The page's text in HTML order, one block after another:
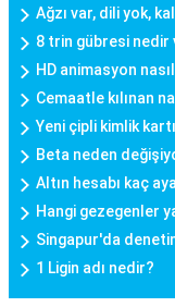
Ağzı var, dili yok,
8 trin gübresi nedir
HD animasyon nasıl
Cemaatle kılınan
Yeni çipli kimlik
Beta neden
Altın hesabı kaç
Hangi gezegenler
Singapur'da
1 Ligin adı nedir?